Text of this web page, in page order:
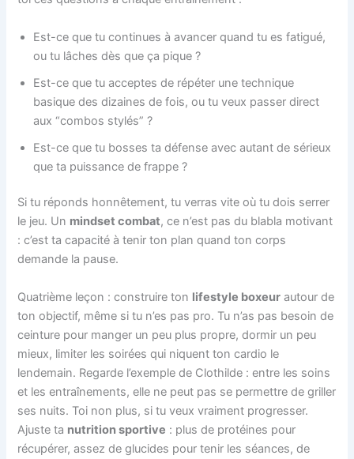
Est-ce que tu continues à avancer quand tu es fatigué,
ou tu lâches dès que ça pique ?
Est-ce que tu acceptes de répéter une technique
basique des dizaines de fois, ou tu veux passer direct
aux “combos stylés” ?
Est-ce que tu bosses ta défense avec autant de sérieux
que ta puissance de frappe ?
Si tu réponds honnêtement, tu verras vite où tu dois serrer
le jeu. Un mindset combat, ce n’est pas du blabla motivant
: c’est ta capacité à tenir ton plan quand ton corps
demande la pause.
Quatrième leçon : construire ton lifestyle boxeur autour de
ton objectif, même si tu n’es pas pro. Tu n’as pas besoin de
ceinture pour manger un peu plus propre, dormir un peu
mieux, limiter les soirées qui niquent ton cardio le
lendemain. Regarde l’exemple de Clothilde : entre les soins
et les entraînements, elle ne peut pas se permettre de griller
ses nuits. Toi non plus, si tu veux vraiment progresser.
Ajuste ta nutrition sportive : plus de protéines pour
récupérer, assez de glucides pour tenir les séances, de